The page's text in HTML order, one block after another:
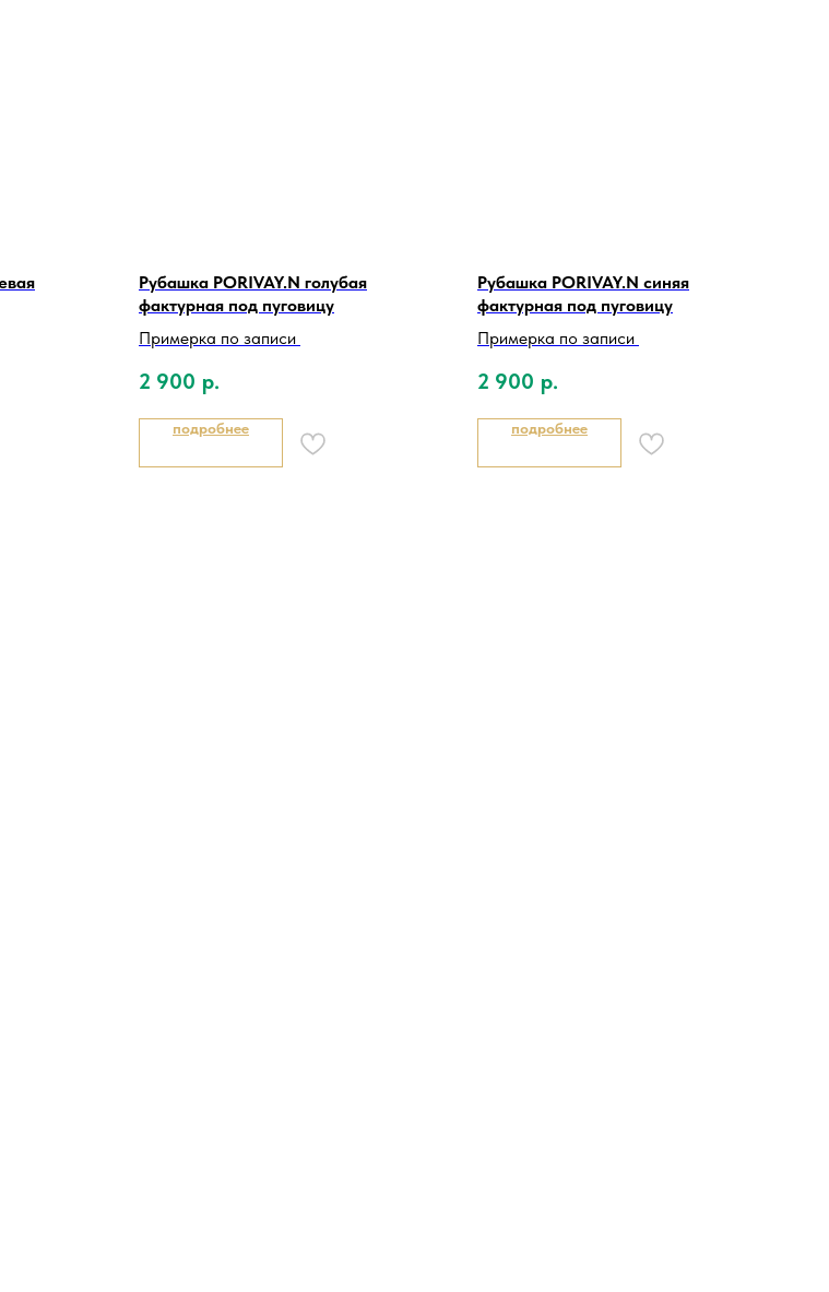
Рубашка PORIVAY.N голубая
фактурная под пуговицу
Примерка по записи
2 900 р.
подробнее
Рубашка PORIVAY.N синяя
фактурная под пуговицу
Примерка по записи
2 900 р.
подробнее